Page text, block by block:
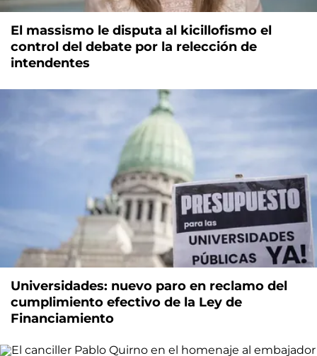
El massismo le disputa al kicillofismo el
control del debate por la relección de
intendentes
Universidades: nuevo paro en reclamo del
cumplimiento efectivo de la Ley de
Financiamiento